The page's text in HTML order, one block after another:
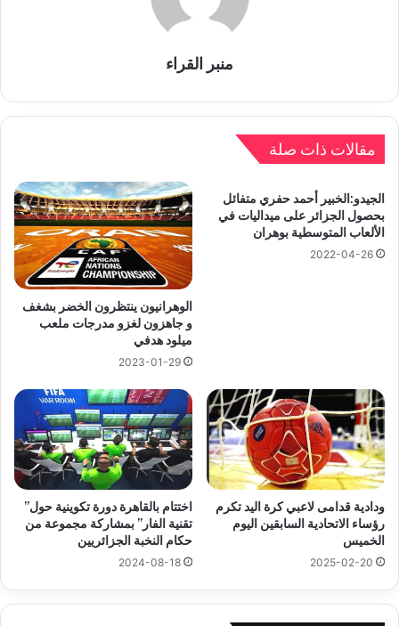
منبر القراء
مقالات ذات صلة
الجيدو:الخبير أحمد حفري متفائل
بحصول الجزائر على ميداليات في
الألعاب المتوسطية بوهران
2022-04-26
الوهرانيون ينتظرون الخضر بشغف
و جاهزون لغزو مدرجات ملعب
ميلود هدفي
2023-01-29
ودادية قدامى لاعبي كرة اليد تكرم
رؤساء الاتحادية السابقين اليوم
الخميس
2025-02-20
اختتام بالقاهرة دورة تكوينية حول”
تقنية الفار” بمشاركة مجموعة من
حكام النخبة الجزائريين
2024-08-18